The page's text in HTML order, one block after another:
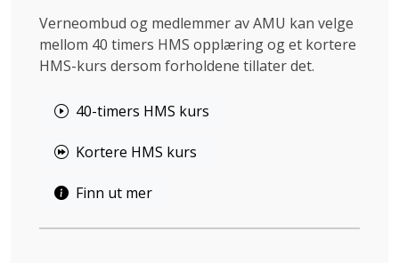
Verneombud og medlemmer av AMU kan velge
mellom 40 timers HMS opplæring og et kortere
HMS-kurs dersom forholdene tillater det.
40-timers HMS kurs
Kortere HMS kurs
Finn ut mer